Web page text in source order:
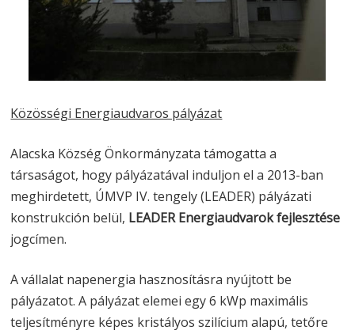
Közösségi Energiaudvaros pályázat
Alacska Község Önkormányzata támogatta a
társaságot, hogy pályázatával induljon el a 2013-ban
meghirdetett, ÚMVP IV. tengely (LEADER) pályázati
konstrukción belül, LEADER Energiaudvarok fejlesztése
jogcímen.
A vállalat napenergia hasznosításra nyújtott be
pályázatot. A pályázat elemei egy 6 kWp maximális
teljesítményre képes kristályos szilícium alapú, tetőre